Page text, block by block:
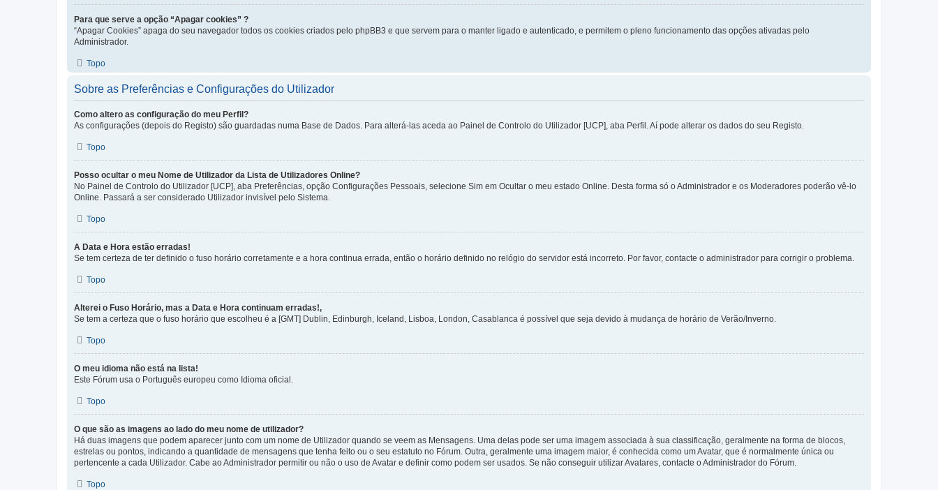
Para que serve a opção “Apagar cookies” ?
“Apagar Cookies” apaga do seu navegador todos os cookies criados pelo phpBB3 e que servem para o manter ligado e autenticado, e permitem o pleno funcionamento das opções ativadas pelo
Administrador.
Topo
Sobre as Preferências e Configurações do Utilizador
Como altero as configuração do meu Perfil?
As configurações (depois do Registo) são guardadas numa Base de Dados. Para alterá-las aceda ao Painel de Controlo do Utilizador [UCP], aba Perfil. Aí pode alterar os dados do seu Registo.
Topo
Posso ocultar o meu Nome de Utilizador da Lista de Utilizadores Online?
No Painel de Controlo do Utilizador [UCP], aba Preferências, opção Configurações Pessoais, selecione Sim em Ocultar o meu estado Online. Desta forma só o Administrador e os Moderadores poderão vê-lo
Online. Passará a ser considerado Utilizador invisível pelo Sistema.
Topo
A Data e Hora estão erradas!
Se tem certeza de ter definido o fuso horário corretamente e a hora continua errada, então o horário definido no relógio do servidor está incorreto. Por favor, contacte o administrador para corrigir o problema.
Topo
Alterei o Fuso Horário, mas a Data e Hora continuam erradas!,
Se tem a certeza que o fuso horário que escolheu é a [GMT] Dublin, Edinburgh, Iceland, Lisboa, London, Casablanca é possível que seja devido à mudança de horário de Verão/Inverno.
Topo
O meu idioma não está na lista!
Este Fórum usa o Português europeu como Idioma oficial.
Topo
O que são as imagens ao lado do meu nome de utilizador?
Há duas imagens que podem aparecer junto com um nome de Utilizador quando se veem as Mensagens. Uma delas pode ser uma imagem associada à sua classificação, geralmente na forma de blocos,
estrelas ou pontos, indicando a quantidade de mensagens que tenha feito ou o seu estatuto no Fórum. Outra, geralmente uma imagem maior, é conhecida como um Avatar, que é normalmente única ou
pertencente a cada Utilizador. Cabe ao Administrador permitir ou não o uso de Avatar e definir como podem ser usados. Se não conseguir utilizar Avatares, contacte o Administrador do Fórum.
Topo